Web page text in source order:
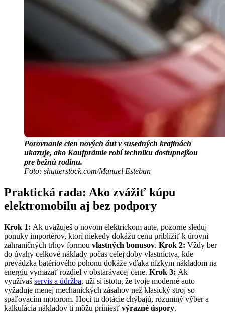
Porovnanie cien nových áut v susedných krajinách
ukazuje, ako Kaufprämie robí techniku dostupnejšou
pre bežnú rodinu.
Foto: shutterstock.com/Manuel Esteban
Praktická rada: Ako zvážiť kúpu
elektromobilu aj bez podpory
Krok 1: Ak uvažuješ o novom elektrickom aute, pozorne sleduj
ponuky importérov, ktorí niekedy dokážu cenu priblížiť k úrovni
zahraničných trhov formou vlastných bonusov. Krok 2: Vždy ber
do úvahy celkové náklady počas celej doby vlastníctva, kde
prevádzka batériového pohonu dokáže vďaka nízkym nákladom na
energiu vymazať rozdiel v obstarávacej cene. Krok 3: Ak
využívaš servis a údržba, uži si istotu, že tvoje moderné auto
vyžaduje menej mechanických zásahov než klasický stroj so
spaľovacím motorom. Hoci tu dotácie chýbajú, rozumný výber a
kalkulácia nákladov ti môžu priniesť výrazné úspory.